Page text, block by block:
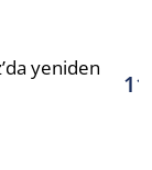
yeniden